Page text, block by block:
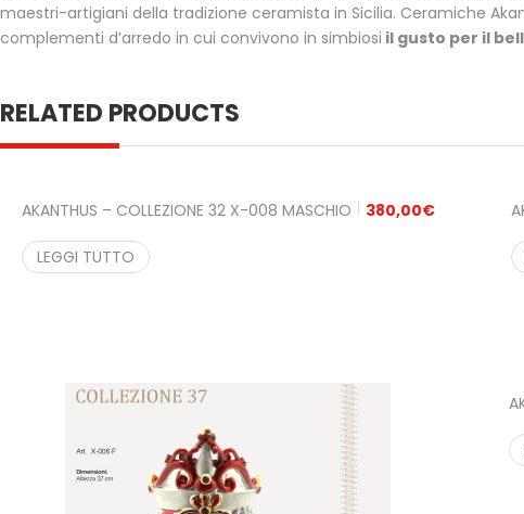
maestri-artigiani della tradizione ceramista in Sicilia. Ceramiche
complementi d’arredo in cui convivono in simbiosi il gusto per il
RELATED PRODUCTS
AKANTHUS – COLLEZIONE 32 X-008 MASCHIO 380,00€
LEGGI TUTTO